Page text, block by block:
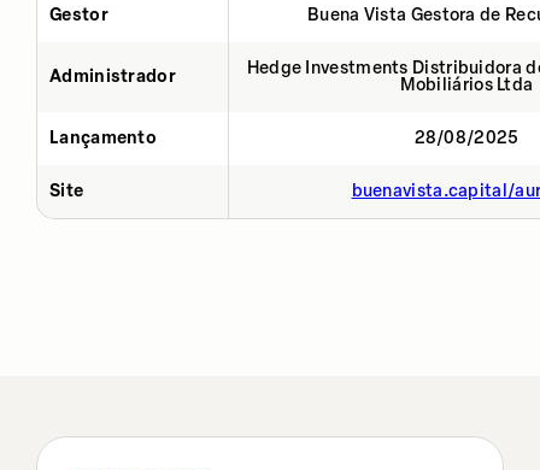
Gestor Buena Vista Gestora de
Administrador
Hedge Investments Distribuidora
Mobiliários Ltda
Lançamento 28/08/2025
Site buenavista.capital/